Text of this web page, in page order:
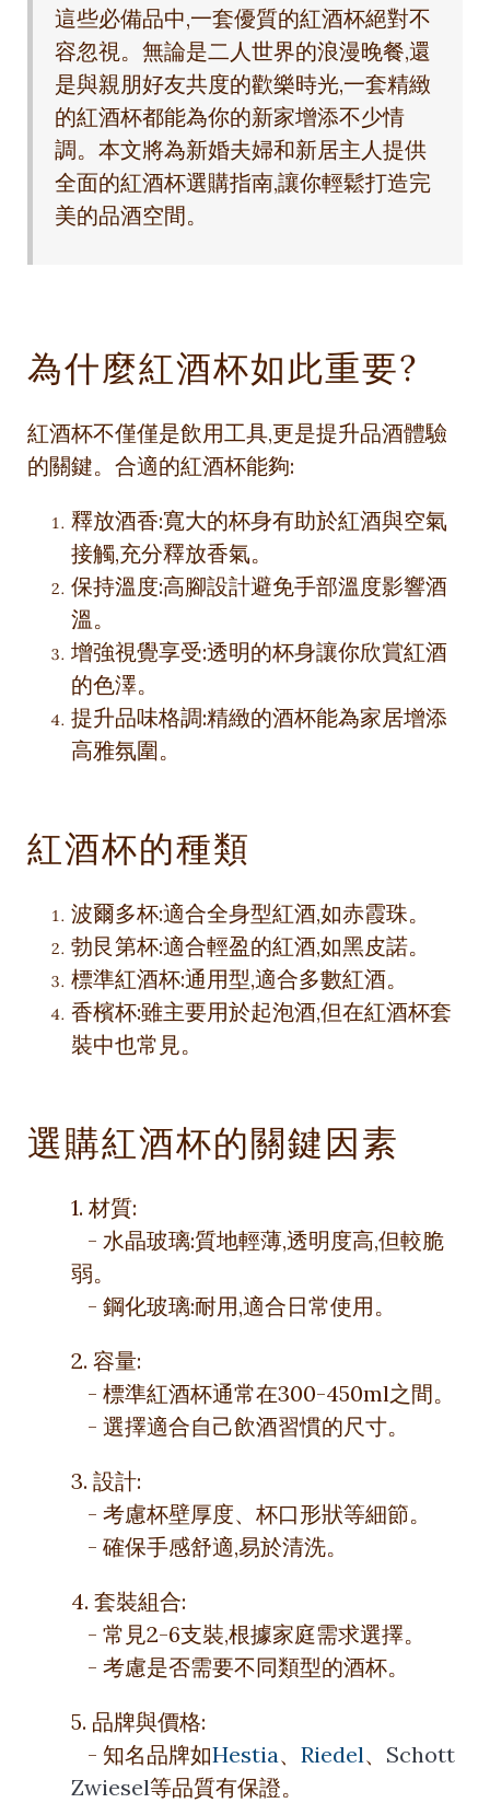
這些必備品中,一套優質的紅酒杯絕對不
容忽視。無論是二人世界的浪漫晚餐,還
是與親朋好友共度的歡樂時光,一套精緻
的紅酒杯都能為你的新家增添不少情
調。本文將為新婚夫婦和新居主人提供
全面的紅酒杯選購指南,讓你輕鬆打造完
美的品酒空間。
為什麼紅酒杯如此重要?
紅酒杯不僅僅是飲用工具,更是提升品酒體驗
的關鍵。合適的紅酒杯能夠:
釋放酒香:寬大的杯身有助於紅酒與空氣
接觸,充分釋放香氣。
保持溫度:高腳設計避免手部溫度影響酒
溫。
增強視覺享受:透明的杯身讓你欣賞紅酒
的色澤。
提升品味格調:精緻的酒杯能為家居增添
高雅氛圍。
紅酒杯的種類
波爾多杯:適合全身型紅酒,如赤霞珠。
勃艮第杯:適合輕盈的紅酒,如黑皮諾。
標準紅酒杯:通用型,適合多數紅酒。
香檳杯:雖主要用於起泡酒,但在紅酒杯套
裝中也常見。
選購紅酒杯的關鍵因素
1. 材質:
- 水晶玻璃:質地輕薄,透明度高,但較脆
弱。
- 鋼化玻璃:耐用,適合日常使用。
2. 容量:
- 標準紅酒杯通常在300-450ml之間。
- 選擇適合自己飲酒習慣的尺寸。
3. 設計:
- 考慮杯壁厚度、杯口形狀等細節。
- 確保手感舒適,易於清洗。
4. 套裝組合:
- 常見2-6支裝,根據家庭需求選擇。
- 考慮是否需要不同類型的酒杯。
5. 品牌與價格:
- 知名品牌如Hestia、 Riedel、 Schott
Zwiesel等品質有保證。